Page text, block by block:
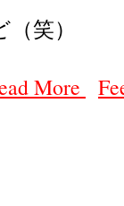
笑）
More